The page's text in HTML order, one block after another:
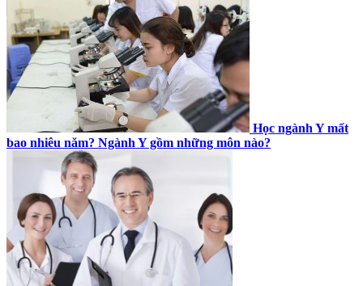
Học ngành Y mất
bao nhiêu năm? Ngành Y gồm những môn nào?